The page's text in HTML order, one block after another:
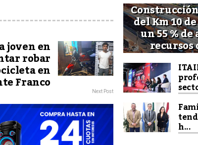
joven en
robar
en
Franco Next Post
del Km 10
un 55 %
recursos
h...